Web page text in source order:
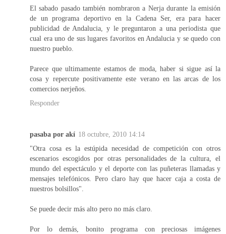
El sabado pasado también nombraron a Nerja durante la emisión
de un programa deportivo en la Cadena Ser, era para hacer
publicidad de Andalucia, y le preguntaron a una periodista que
cual era uno de sus lugares favoritos en Andalucia y se quedo con
nuestro pueblo.
Parece que ultimamente estamos de moda, haber si sigue así la
cosa y repercute positivamente este verano en las arcas de los
comercios nerjeños.
Responder
pasaba por akí 18 octubre, 2010 14:14
"Otra cosa es la estúpida necesidad de competición con otros
escenarios escogidos por otras personalidades de la cultura, el
mundo del espectáculo y el deporte con las puñeteras llamadas y
mensajes telefónicos. Pero claro hay que hacer caja a costa de
nuestros bolsillos".
Se puede decir más alto pero no más claro.
Por lo demás, bonito programa con preciosas imágenes